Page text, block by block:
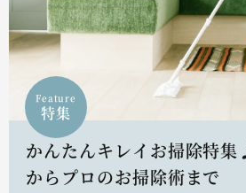
Feature
特集
かんたんキレイお掃除特
からプロのお掃除術まで